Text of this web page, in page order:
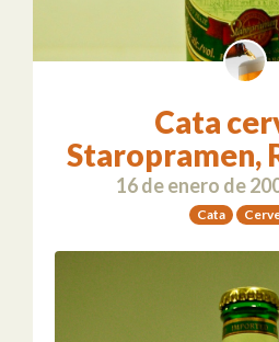
Cata
Staropramen,
16 de enero de
Cata